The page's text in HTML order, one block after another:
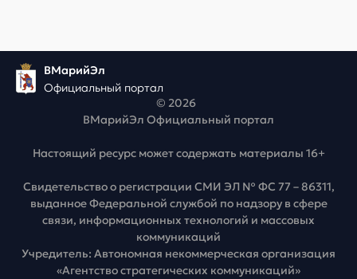
ВМарийЭл
Официальный портал
© 2026
ВМарийЭл Официальный портал
Настоящий ресурс может содержать материалы 16+
Свидетельство о регистрации СМИ ЭЛ № ФС 77 – 86311,
выданное Федеральной службой по надзору в сфере
связи, информационных технологий и массовых
коммуникаций
Учредитель: Автономная некоммерческая организация
«Агентство стратегических коммуникаций»